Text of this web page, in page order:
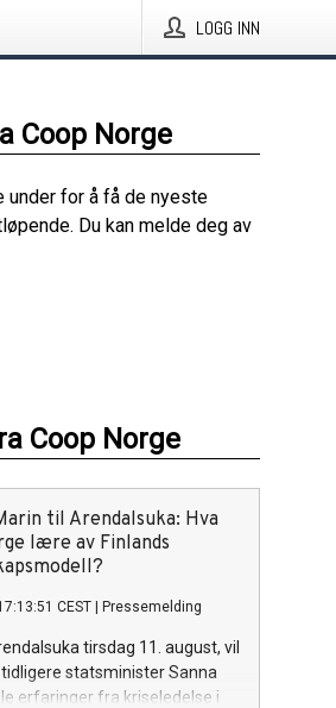
LOGG INN
Coop Norge
for å få de nyeste
Du kan melde deg av
Coop Norge
til Arendalsuka: Hva
lære av Finlands
CEST Pressemelding
tirsdag 11. august, vil
tidligere statsminister Sanna
erfaringer fra kriseledelse i